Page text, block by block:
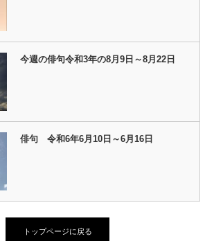
今週の俳句令和3年の8月9日～8月22日
俳句 令和6年6月10日～6月16日
トップページに戻る